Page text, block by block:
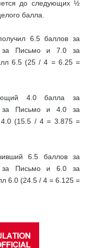
до следующих ½
балла.
6.5 баллов за
за Письмо и 7.0 за
6.5 (25 / 4 = 6.25 =
4.0 балла за
за Письмо и 4.0 за
4.0 (15.5 / 4 = 3.875 =
6.5 баллов за
за Письмо и 6.0 за
6.0 (24.5 / 4 = 6.125 =